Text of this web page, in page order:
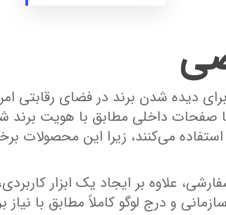
دیده شدن برند در فضای رقابتی
صفحات داخلی مطابق با هویت برند
می‌کنند، زیرا این محصولات
علاوه بر ایجاد یک ابزار
و درج لوگو کاملاً مطابق با نیاز